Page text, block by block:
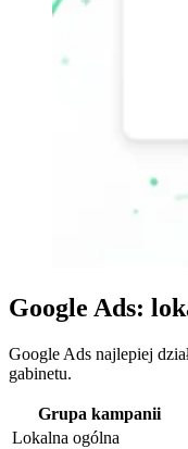
Google Ads:
Google Ads najlepiej
gabinetu.
Grupa kampanii
Lokalna ogólna